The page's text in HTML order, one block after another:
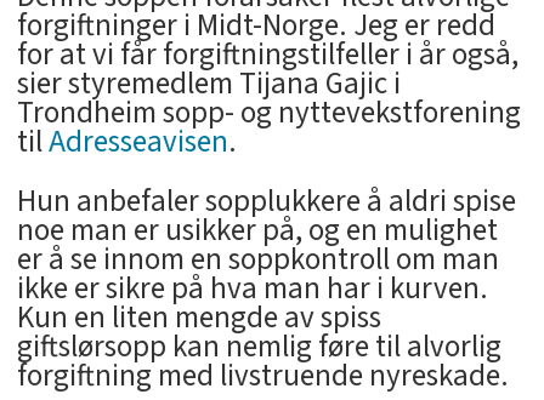
forgiftninger i Midt-Norge. Jeg er redd
for at vi får forgiftningstilfeller i år også,
sier styremedlem Tijana Gajic i
Trondheim sopp- og nyttevekstforening
tilAdresseavisen.
Hun anbefaler sopplukkere å aldri spise
noe man er usikker på, og en mulighet
er å se innom en soppkontroll om man
ikke er sikre på hva man har i kurven.
Kun en liten mengde av spiss
giftslørsopp kan nemlig føre til alvorlig
forgiftning med livstruende nyreskade.